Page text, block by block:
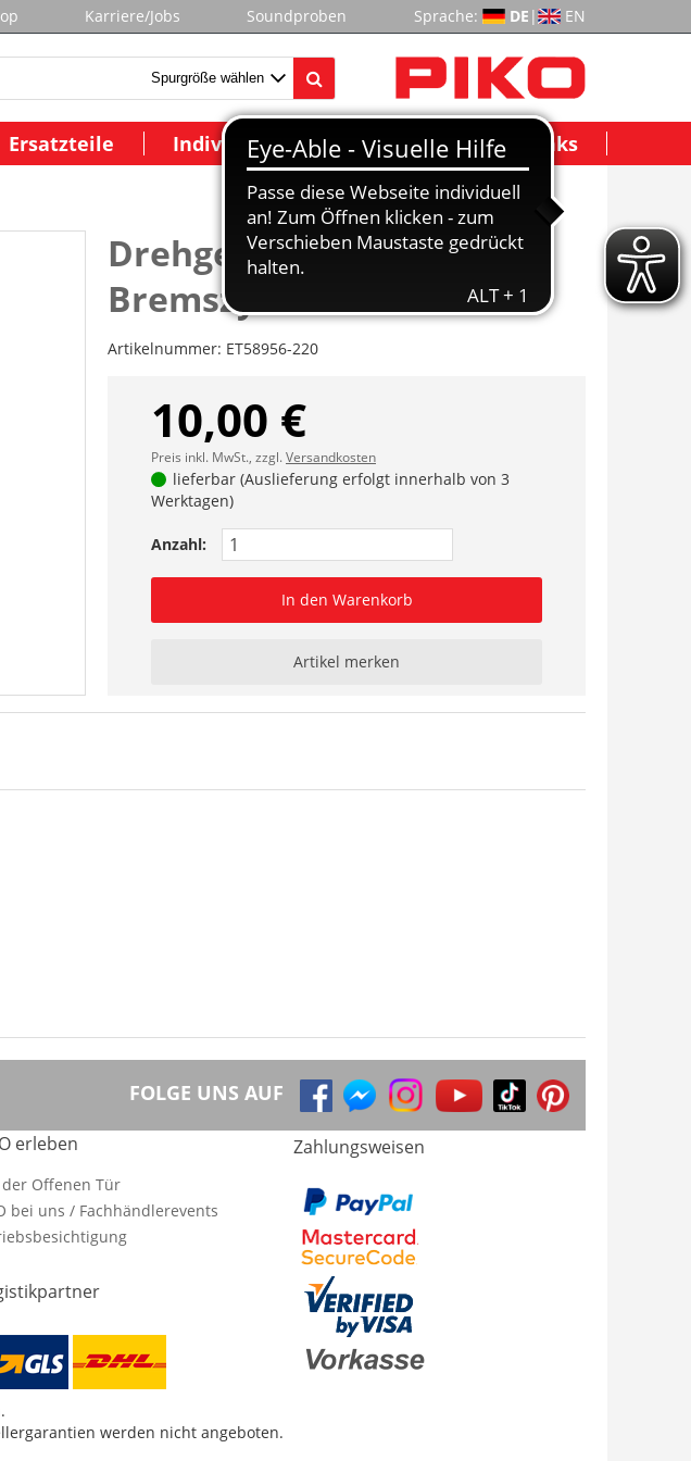
Karriere/Jobs Soundproben Sprache: DE | EN
Ersatzteile Individuelle Modelle Wichtige Links
Drehgestell vorne,
Bremszylinder
Artikelnummer: ET58956-220
10,00 €
Preis inkl. MwSt., zzgl.Versandkosten
lieferbar (Auslieferung erfolgt innerhalb von 3
Werktagen)
Anzahl:
In den Warenkorb
Artikel merken
FOLGE UNS AUF
erleben
der Offenen Tür
bei uns / Fachhändlerevents
Zahlungsweisen
.
werden nicht angeboten.